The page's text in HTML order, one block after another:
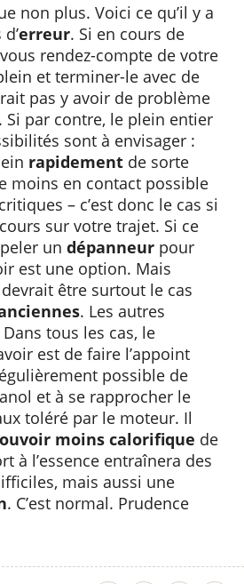
non plus. Voici ce qu’il y a
erreur. Si en cours de
rendez-compte de votre
et terminer-le avec de
pas y avoir de problème
Si par contre, le plein entier
sont à envisager :
rapidement de sorte
moins en contact possible
– c’est donc le cas si
sur votre trajet. Si ce
un dépanneur pour
est une option. Mais
être surtout le cas
. Les autres
tous les cas, le
est de faire l’appoint
possible de
et à se rapprocher le
toléré par le moteur. Il
moins calorifique de
à l’essence entraînera des
mais aussi une
. C’est normal. Prudence